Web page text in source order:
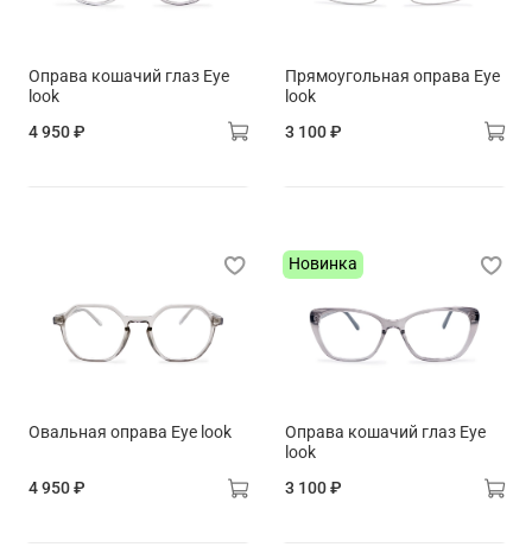
Оправа кошачий глаз Eye
look
4 950 ₽
Прямоугольная оправа Eye
look
3 100 ₽
Овальная оправа Eye look
4 950 ₽
Новинка
Оправа кошачий глаз Eye
look
3 100 ₽